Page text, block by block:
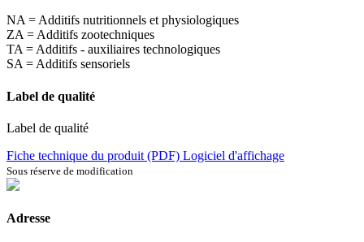
NA = Additifs nutritionnels et physiologiques
ZA = Additifs zootechniques
TA = Additifs - auxiliaires technologiques
SA = Additifs sensoriels
Label de qualité
Label de qualité
Fiche technique du produit (PDF) Logiciel d'affichage
Sous réserve de modification
Adresse